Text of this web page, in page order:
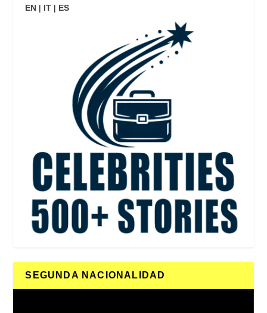
EN | IT | ES
SEGUNDA NACIONALIDAD